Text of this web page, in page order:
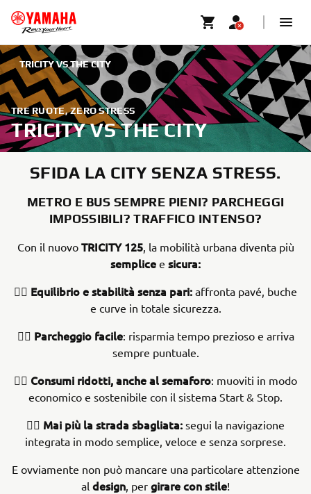
TRICITY VS THE CITY
TRE RUOTE, ZERO STRESS
TRICITY VS THE CITY
SFIDA LA CITY SENZA STRESS.
METRO E BUS SEMPRE PIENI? PARCHEGGI
IMPOSSIBILI? TRAFFICO INTENSO?
Con il nuovo TRICITY 125, la mobilità urbana diventa più
semplice e sicura:
👉🏻 Equilibrio e stabilità senza pari: affronta pavé, buche
e curve in totale sicurezza.
👉🏻 Parcheggio facile: risparmia tempo prezioso e arriva
sempre puntuale.
👉🏻 Consumi ridotti, anche al semaforo: muoviti in modo
economico e sostenibile con il sistema Start & Stop.
👉🏻 Mai più la strada sbagliata: segui la navigazione
integrata in modo semplice, veloce e senza sorprese.
E ovviamente non può mancare una particolare attenzione
al design, per girare con stile!